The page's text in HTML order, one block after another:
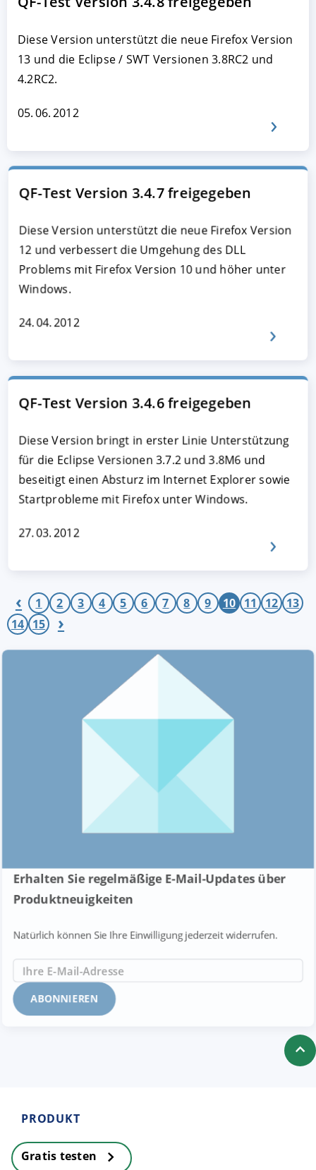
Diese Version unterstützt die neue Firefox Version
13 und die Eclipse / SWT Versionen 3.8RC2 und
4.2RC2.
05. 06. 2012
QF-Test Version 3.4.7 freigegeben
Diese Version unterstützt die neue Firefox Version
12 und verbessert die Umgehung des DLL
Problems mit Firefox Version 10 und höher unter
Windows.
24. 04. 2012
QF-Test Version 3.4.6 freigegeben
Diese Version bringt in erster Linie Unterstützung
für die Eclipse Versionen 3.7.2 und 3.8M6 und
beseitigt einen Absturz im Internet Explorer sowie
Startprobleme mit Firefox unter Windows.
27. 03. 2012
‹ 1 2 3 4 5 6 7 8 9 10 11 12 13
14 15 ›
Erhalten Sie regelmäßige E-Mail-Updates über
Produktneuigkeiten
Natürlich können Sie Ihre Einwilligung jederzeit widerrufen.
PRODUKT
Gratis testen